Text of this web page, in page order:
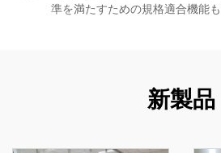
準を満たすための規格適合機能も
新製品